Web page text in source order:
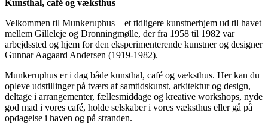
Kunsthal, café og væksthus
Velkommen til Munkeruphus – et tidligere kunstnerhjem ud til havet
mellem Gilleleje og Dronningmølle, der fra 1958 til 1982 var
arbejdssted og hjem for den eksperimenterende kunstner og designer
Gunnar Aagaard Andersen (1919-1982).
Munkeruphus er i dag både kunsthal, café og væksthus. Her kan du
opleve udstillinger på tværs af samtidskunst, arkitektur og design,
deltage i arrangementer, fællesmiddage og kreative workshops, nyde
god mad i vores café, holde selskaber i vores væksthus eller gå på
opdagelse i haven og på stranden.